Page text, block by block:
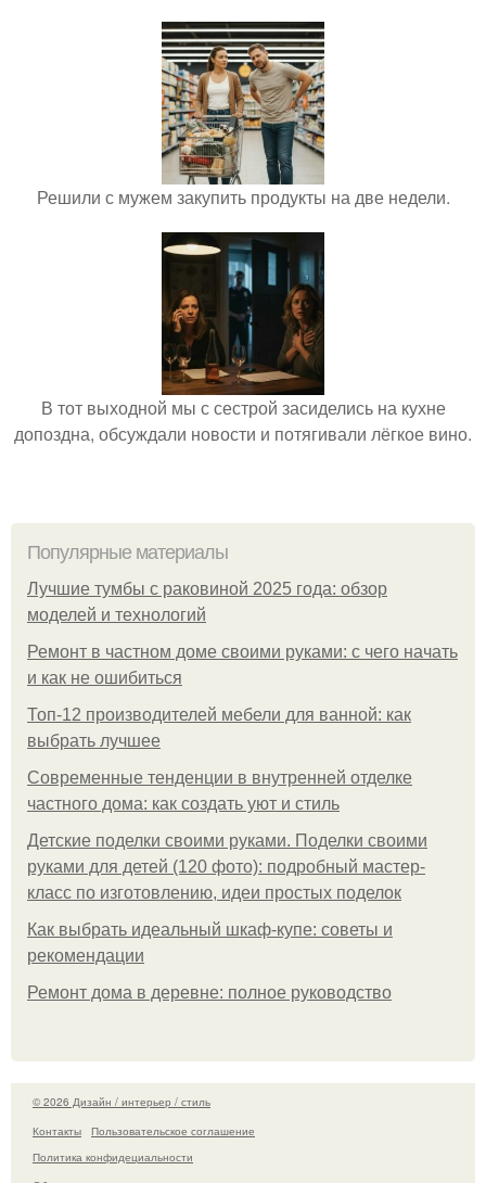
Решили с мужем закупить продукты на две недели.
В тот выходной мы с сестрой засиделись на кухне
допоздна, обсуждали новости и потягивали лёгкое вино.
Популярные материалы
Лучшие тумбы с раковиной 2025 года: обзор
моделей и технологий
Ремонт в частном доме своими руками: с чего начать
и как не ошибиться
Топ-12 производителей мебели для ванной: как
выбрать лучшее
Современные тенденции в внутренней отделке
частного дома: как создать уют и стиль
Детские поделки своими руками. Поделки своими
руками для детей (120 фото): подробный мастер-
класс по изготовлению, идеи простых поделок
Как выбрать идеальный шкаф-купе: советы и
рекомендации
Ремонт дома в деревне: полное руководство
© 2026 Дизайн / интерьер / стиль
Контакты
Пользовательское соглашение
Политика конфидециальности